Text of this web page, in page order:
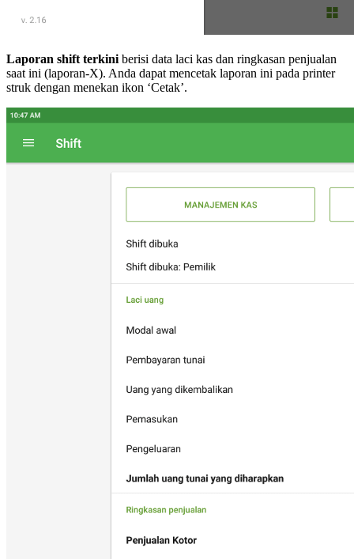
Laporan shift terkini berisi data laci kas dan ringkasan penjualan
saat ini (laporan-X). Anda dapat mencetak laporan ini pada printer
struk dengan menekan ikon ‘Cetak’.